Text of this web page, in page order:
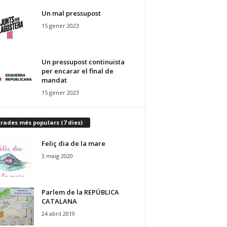
Un mal pressupost
15 gener 2023
Un pressupost continuista
per encarar el final de
mandat
15 gener 2023
més populars (7 dies)
Feliç dia de la mare
3 maig 2020
Parlem de la REPÚBLICA
CATALANA
24 abril 2019